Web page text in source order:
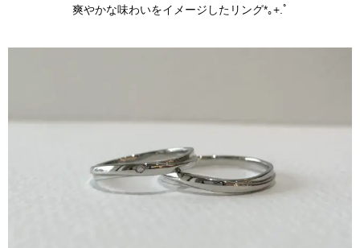
爽やかな味わいをイメージしたリング*｡+.ﾟ